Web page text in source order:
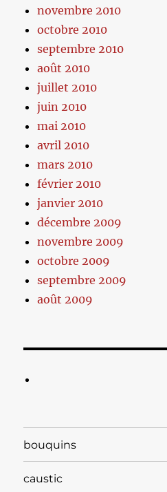
novembre 2010
octobre 2010
septembre 2010
août 2010
juillet 2010
juin 2010
mai 2010
avril 2010
mars 2010
février 2010
janvier 2010
décembre 2009
novembre 2009
octobre 2009
septembre 2009
août 2009
bouquins
caustic